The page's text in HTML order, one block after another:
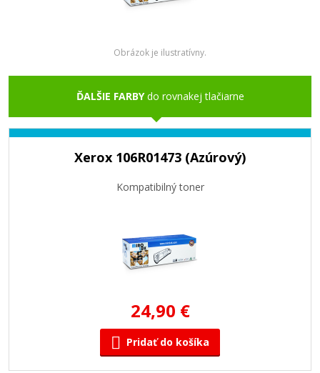
Obrázok je ilustratívny.
ĎALŠIE FARBYdo rovnakej tlačiarne
Xerox 106R01473 (Azúrový)
Kompatibilný toner
24,90 €
Pridať do košíka